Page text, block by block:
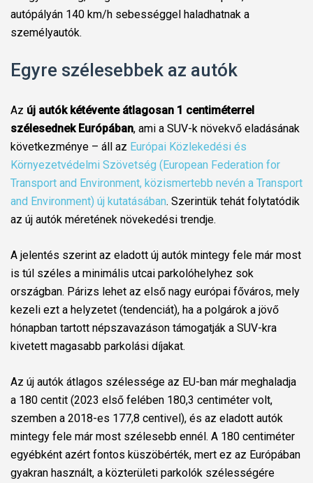
autópályán 140 km/h sebességgel haladhatnak a
személyautók.
Egyre szélesebbek az autók
Az új autók kétévente átlagosan 1 centiméterrel
szélesednek Európában, ami a SUV-k növekvő eladásának
következménye – áll az Európai Közlekedési és
Környezetvédelmi Szövetség (European Federation for
Transport and Environment, közismertebb nevén a Transport
and Environment) új kutatásában. Szerintük tehát folytatódik
az új autók méretének növekedési trendje.
A jelentés szerint az eladott új autók mintegy fele már most
is túl széles a minimális utcai parkolóhelyhez sok
országban. Párizs lehet az első nagy európai főváros, mely
kezeli ezt a helyzetet (tendenciát), ha a polgárok a jövő
hónapban tartott népszavazáson támogatják a SUV-kra
kivetett magasabb parkolási díjakat.
Az új autók átlagos szélessége az EU-ban már meghaladja
a 180 centit (2023 első felében 180,3 centiméter volt,
szemben a 2018-es 177,8 centivel), és az eladott autók
mintegy fele már most szélesebb ennél. A 180 centiméter
egyébként azért fontos küszöbérték, mert ez az Európában
gyakran használt, a közterületi parkolók szélességére